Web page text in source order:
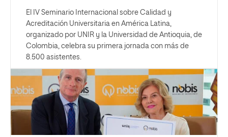
El IV Seminario Internacional sobre Calidad y
Acreditación Universitaria en América Latina,
organizado por UNIR y la Universidad de Antioquia, de
Colombia, celebra su primera jornada con más de
8.500 asistentes.